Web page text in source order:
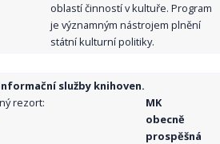
oblastí činností v kultuře. Program
je významným nástrojem plnění
státní kulturní politiky.
služby knihoven.
rezort:
MK
obecně
prospěšná